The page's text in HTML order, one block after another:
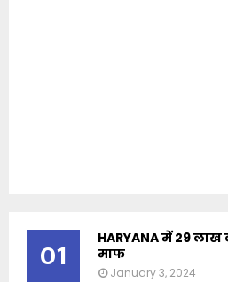
01
HARYANA में 29
माफ
January 3, 2024